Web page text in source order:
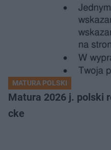
MATURA POLSKI
Matura 2026 j. polski
cke